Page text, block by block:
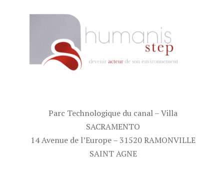
Parc Technologique du canal – Villa
SACRAMENTO
14 Avenue de l’Europe – 31520 RAMONVILLE
SAINT AGNE